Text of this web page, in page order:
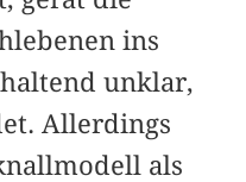
ins
unklar,
Allerdings
als